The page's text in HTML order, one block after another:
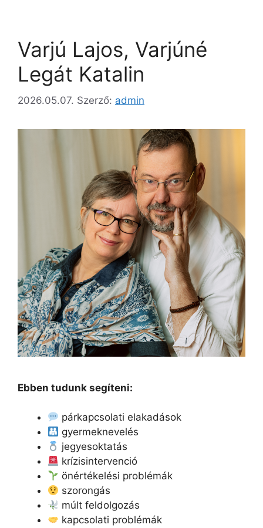
Varjú Lajos, Varjúné
Legát Katalin
2026.05.07. Szerző: admin
Ebben tudunk segíteni:
párkapcsolati elakadások
gyermeknevelés
jegyesoktatás
krízisintervenció
önértékelési problémák
szorongás
múlt feldolgozás
kapcsolati problémák